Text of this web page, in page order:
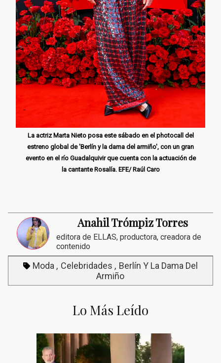
La actriz Marta Nieto posa este sábado en el photocall del
estreno global de 'Berlín y la dama del armiño', con un gran
evento en el río Guadalquivir que cuenta con la actuación de
la cantante Rosalía. EFE/ Raúl Caro
Anahil Trómpiz Torres
editora de ELLAS, productora, creadora de
contenido
Moda Celebridades
Berlín Y La Dama Del
Armiño
Lo Más Leído